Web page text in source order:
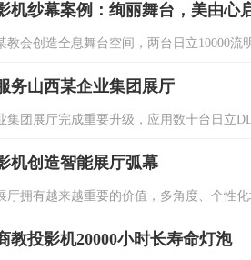
机纱幕案例：绚丽舞台，美由心
教会创造全息舞台空间，两台日立10000流
务山西某企业集团展厅
展厅完成重要升级，应用数十台日立
机创造智能展厅弧幕
厅拥有越来越重要的价值，多角度、个性
教投影机20000小时长寿命灯泡